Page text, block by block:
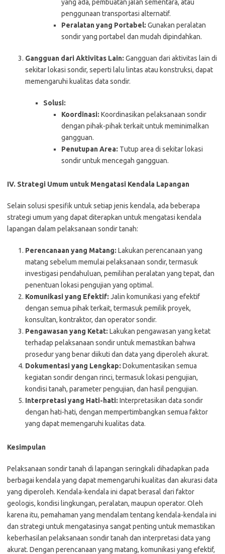
yang ada, pembuatan jalan sementara, atau
penggunaan transportasi alternatif.
Peralatan yang Portabel: Gunakan peralatan
sondir yang portabel dan mudah dipindahkan.
Gangguan dari Aktivitas Lain: Gangguan dari aktivitas lain di
sekitar lokasi sondir, seperti lalu lintas atau konstruksi, dapat
memengaruhi kualitas data sondir.
Solusi:
Koordinasi: Koordinasikan pelaksanaan sondir
dengan pihak-pihak terkait untuk meminimalkan
gangguan.
Penutupan Area: Tutup area di sekitar lokasi
sondir untuk mencegah gangguan.
IV. Strategi Umum untuk Mengatasi Kendala Lapangan
Selain solusi spesifik untuk setiap jenis kendala, ada beberapa
strategi umum yang dapat diterapkan untuk mengatasi kendala
lapangan dalam pelaksanaan sondir tanah:
Perencanaan yang Matang: Lakukan perencanaan yang
matang sebelum memulai pelaksanaan sondir, termasuk
investigasi pendahuluan, pemilihan peralatan yang tepat, dan
penentuan lokasi pengujian yang optimal.
Komunikasi yang Efektif: Jalin komunikasi yang efektif
dengan semua pihak terkait, termasuk pemilik proyek,
konsultan, kontraktor, dan operator sondir.
Pengawasan yang Ketat: Lakukan pengawasan yang ketat
terhadap pelaksanaan sondir untuk memastikan bahwa
prosedur yang benar diikuti dan data yang diperoleh akurat.
Dokumentasi yang Lengkap: Dokumentasikan semua
kegiatan sondir dengan rinci, termasuk lokasi pengujian,
kondisi tanah, parameter pengujian, dan hasil pengujian.
Interpretasi yang Hati-hati: Interpretasikan data sondir
dengan hati-hati, dengan mempertimbangkan semua faktor
yang dapat memengaruhi kualitas data.
Kesimpulan
Pelaksanaan sondir tanah di lapangan seringkali dihadapkan pada
berbagai kendala yang dapat memengaruhi kualitas dan akurasi data
yang diperoleh. Kendala-kendala ini dapat berasal dari faktor
geologis, kondisi lingkungan, peralatan, maupun operator. Oleh
karena itu, pemahaman yang mendalam tentang kendala-kendala ini
dan strategi untuk mengatasinya sangat penting untuk memastikan
keberhasilan pelaksanaan sondir tanah dan interpretasi data yang
akurat. Dengan perencanaan yang matang, komunikasi yang efektif,